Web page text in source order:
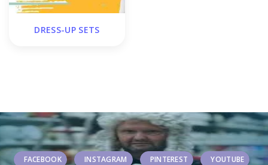
DRESS-UP SETS
FACEBOOK INSTAGRAM PINTEREST YOUTUBE